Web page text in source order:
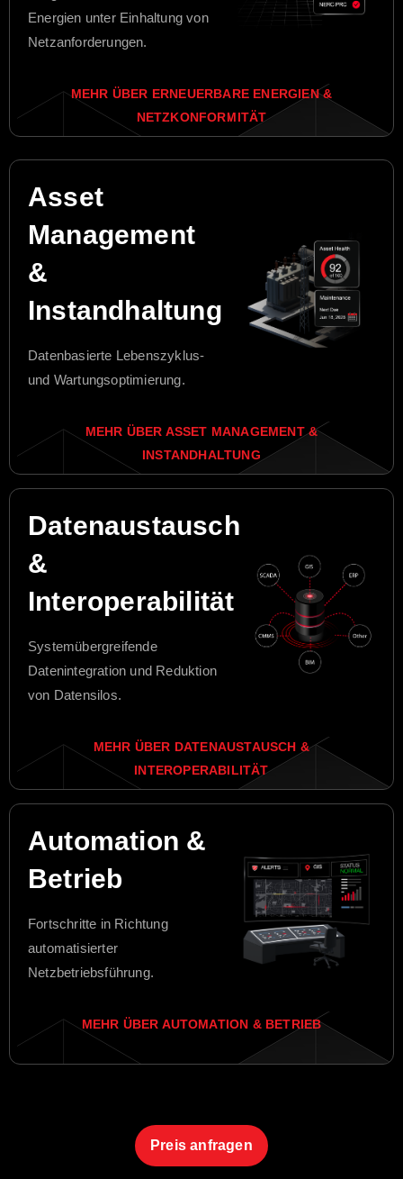
Energien unter Einhaltung von
Netzanforderungen.
MEHR ÜBER ERNEUERBARE ENERGIEN &
NETZKONFORMITÄT
Asset
Management
&
Instandhaltung
Datenbasierte Lebenszyklus-
und Wartungsoptimierung.
MEHR ÜBER ASSET MANAGEMENT &
INSTANDHALTUNG
Datenaustausch
&
Interoperabilität
Systemübergreifende
Datenintegration und Reduktion
von Datensilos.
MEHR ÜBER DATENAUSTAUSCH &
INTEROPERABILITÄT
Automation &
Betrieb
Fortschritte in Richtung
automatisierter
Netzbetriebsführung.
MEHR ÜBER AUTOMATION & BETRIEB
Preis anfragen